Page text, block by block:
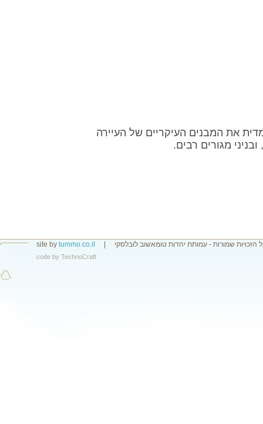
את המבנים העיקריים של העיירה
מגורים רבים.
site by tummo.co.il הזכויות שמורות - עמותת יהדות טומאשוב לובלסקי
code by TechnoCraft